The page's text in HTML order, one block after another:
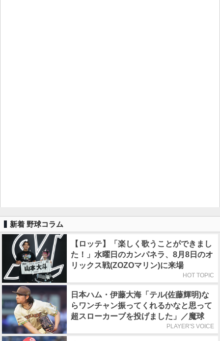
新着 野球コラム
【ロッテ】「楽しく歌うことができまし
た！」水曜日のカンパネラ、8月8日のオ
リックス戦(ZOZOマリン)に来場
HOT TOPIC
日本ハム・伊藤大海「テル(佐藤輝明)な
らワンチャン振ってくれるかなと思って
超スローカーブを投げました」／魔球
PLAYER'S VOICE